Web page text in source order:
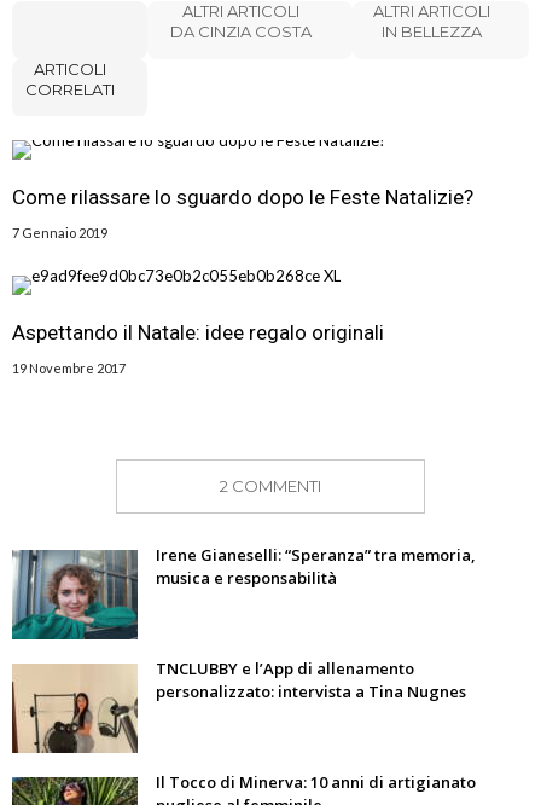
ARTICOLI
CORRELATI
ALTRI ARTICOLI
DA CINZIA COSTA
ALTRI ARTICOLI
IN BELLEZZA
Come rilassare lo sguardo dopo le Feste Natalizie?
7 Gennaio 2019
Aspettando il Natale: idee regalo originali
19 Novembre 2017
2 COMMENTI
Irene Gianeselli: “Speranza” tra memoria,
musica e responsabilità
TNCLUBBY e l’App di allenamento
personalizzato: intervista a Tina Nugnes
Il Tocco di Minerva: 10 anni di artigianato